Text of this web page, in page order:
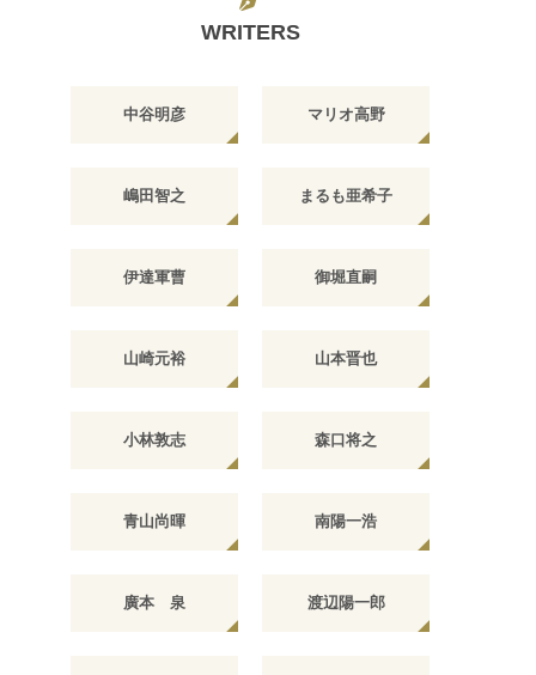
WRITERS
中谷明彦 マリオ高野
嶋田智之 まるも亜希子
伊達軍曹 御堀直嗣
山崎元裕 山本晋也
小林敦志 森口将之
青山尚暉 南陽一浩
廣本 泉 渡辺陽一郎